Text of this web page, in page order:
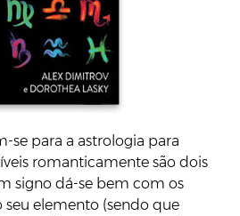
Dimitrov e Dorothea Lasky (Farol)
se para a astrologia para
romanticamente são dois
signo dá-se bem com os
seu elemento (sendo que